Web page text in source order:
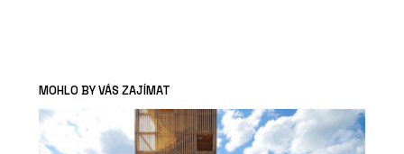
MOHLO BY VÁS ZAJÍMAT